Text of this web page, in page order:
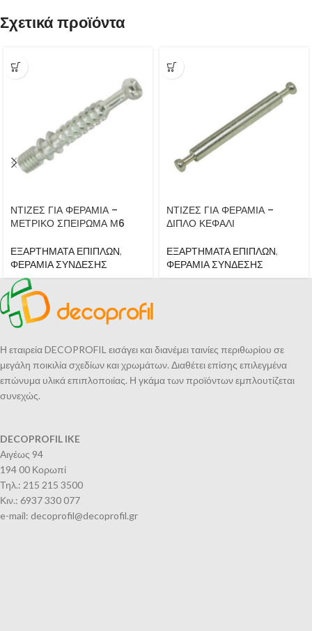
Σχετικά προϊόντα
ΝΤΙΖΕΣ ΓΙΑ ΦΕΡΑΜΙΑ –
ΜΕΤΡΙΚΟ ΣΠΕΙΡΩΜΑ Μ6
ΕΞΑΡΤΗΜΑΤΑ ΕΠΙΠΛΩΝ,
ΦΕΡΑΜΙΑ ΣΥΝΔΕΣΗΣ
ΝΤΙΖΕΣ ΓΙΑ ΦΕΡΑΜΙΑ –
ΔΙΠΛΟ ΚΕΦΑΛΙ
ΕΞΑΡΤΗΜΑΤΑ ΕΠΙΠΛΩΝ,
ΦΕΡΑΜΙΑ ΣΥΝΔΕΣΗΣ
Η εταιρεία DECOPROFIL εισάγει και διανέμει ταινίες περιθωρίου σε
μεγάλη ποικιλία σχεδίων και χρωμάτων. Διαθέτει επίσης επιλεγμένα
επώνυμα υλικά επιπλοποιίας. Η γκάμα των προϊόντων εμπλουτίζεται
συνεχώς.
DECOPROFIL IKE
Αιγέως 94
194 00 Κορωπί
Τηλ.: 215 215 3500
Κιν.: 6937 330 077
e-mail: decoprofil@decoprofil.gr